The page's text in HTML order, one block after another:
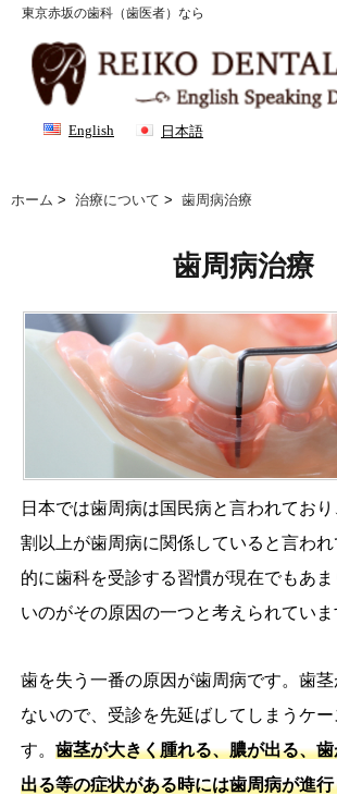
東京赤坂の歯科（歯医者）なら
English 日本語
ホーム > 治療について > 歯周病治療
歯周病治療
日本では歯周病は国民病と言われてお
割以上が歯周病に関係していると言わ
的に歯科を受診する習慣が現在でもあ
いのがその原因の一つと考えられていま
歯を失う一番の原因が歯周病です。歯茎
ないので、受診を先延ばしてしまうケ
す。 歯茎が大きく腫れる、膿が出る、
出る等の症状がある時には歯周病が進